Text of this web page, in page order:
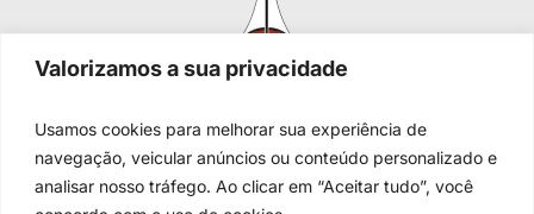
Valorizamos a sua privacidade
Usamos cookies para melhorar sua experiência de
navegação, veicular anúncios ou conteúdo personalizado e
analisar nosso tráfego. Ao clicar em “Aceitar tudo”, você
Igreja Evangélica de Confissão Luterana no Brasil